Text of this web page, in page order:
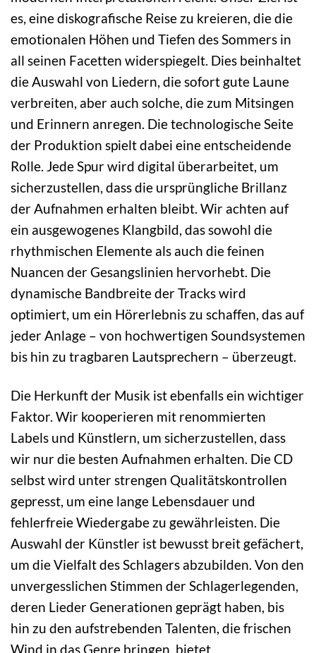
es, eine diskografische Reise zu kreieren, die die
emotionalen Höhen und Tiefen des Sommers in
all seinen Facetten widerspiegelt. Dies beinhaltet
die Auswahl von Liedern, die sofort gute Laune
verbreiten, aber auch solche, die zum Mitsingen
und Erinnern anregen. Die technologische Seite
der Produktion spielt dabei eine entscheidende
Rolle. Jede Spur wird digital überarbeitet, um
sicherzustellen, dass die ursprüngliche Brillanz
der Aufnahmen erhalten bleibt. Wir achten auf
ein ausgewogenes Klangbild, das sowohl die
rhythmischen Elemente als auch die feinen
Nuancen der Gesangslinien hervorhebt. Die
dynamische Bandbreite der Tracks wird
optimiert, um ein Hörerlebnis zu schaffen, das auf
jeder Anlage – von hochwertigen Soundsystemen
bis hin zu tragbaren Lautsprechern – überzeugt.
Die Herkunft der Musik ist ebenfalls ein wichtiger
Faktor. Wir kooperieren mit renommierten
Labels und Künstlern, um sicherzustellen, dass
wir nur die besten Aufnahmen erhalten. Die CD
selbst wird unter strengen Qualitätskontrollen
gepresst, um eine lange Lebensdauer und
fehlerfreie Wiedergabe zu gewährleisten. Die
Auswahl der Künstler ist bewusst breit gefächert,
um die Vielfalt des Schlagers abzubilden. Von den
unvergesslichen Stimmen der Schlagerlegenden,
deren Lieder Generationen geprägt haben, bis
hin zu den aufstrebenden Talenten, die frischen
Wind in das Genre bringen, bietet